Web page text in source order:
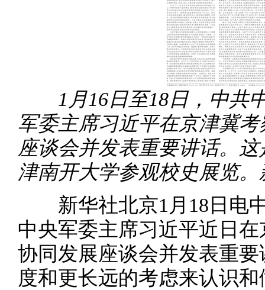
1月16日至18日，中共
军委主席习近平在京津冀
座谈会并发表重要讲话。
津南开大学参观校史展览
新华社北京1月18日电中
中央军委主席习近平近日
协同发展座谈会并发表重
度和更长远的考虑来认识